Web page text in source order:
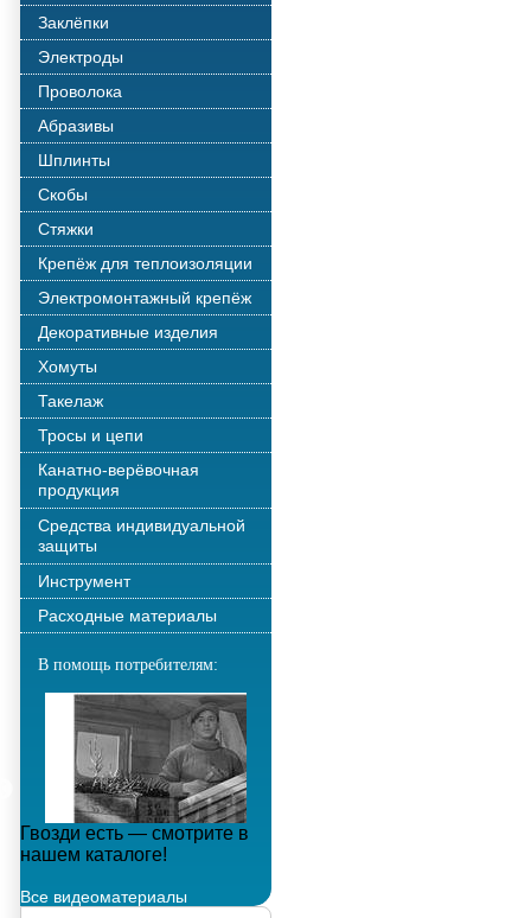
Заклёпки
Электроды
Проволока
Абразивы
Шплинты
Скобы
Стяжки
Крепёж для теплоизоляции
Электромонтажный крепёж
Декоративные изделия
Хомуты
Такелаж
Тросы и цепи
Канатно-верёвочная
продукция
Средства индивидуальной
защиты
Инструмент
Расходные материалы
В помощь потребителям:
Гвозди есть — смотрите в
нашем каталоге!
Все видеоматериалы